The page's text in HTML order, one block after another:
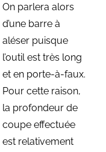
On parlera alors
d’une barre à
aléser puisque
l’outil est très long
et en porte-à-faux.
Pour cette raison,
la profondeur de
coupe effectuée
est relativement